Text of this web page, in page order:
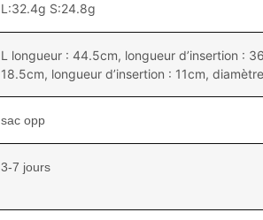
L:32.4g S:24.8g
L longueur : 44.5cm, longueur d’insertion :
18.5cm, longueur d’insertion : 11cm,
sac opp
3-7 jours